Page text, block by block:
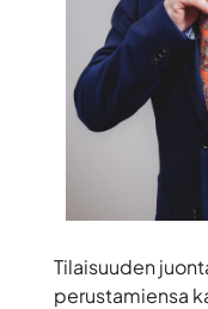
Tilaisuuden
perustamiensa